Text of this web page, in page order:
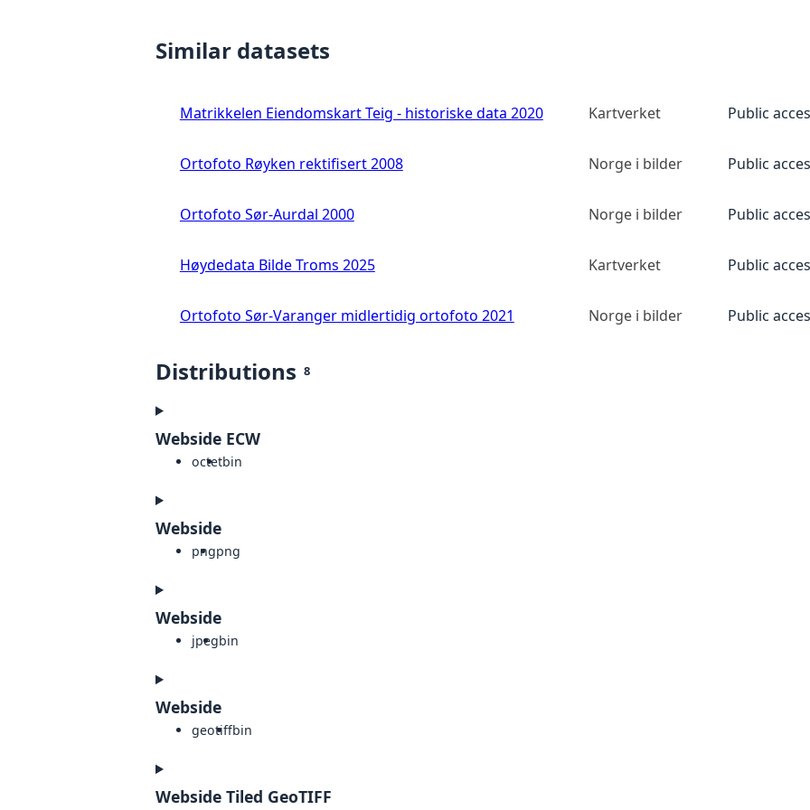
Similar datasets
Matrikkelen Eiendomskart Teig - historiske data 2020 Kartverket Public
Ortofoto Røyken rektifisert 2008 Norge i bilder Public
Ortofoto Sør-Aurdal 2000 Norge i bilder Public
Høydedata Bilde Troms 2025 Kartverket Public
Ortofoto Sør-Varanger midlertidig ortofoto 2021 Norge i bilder Public
Distributions 8
Webside ECW
octetbin
Webside
pngpng
Webside
jpegbin
Webside
geotiffbin
Webside Tiled GeoTIFF